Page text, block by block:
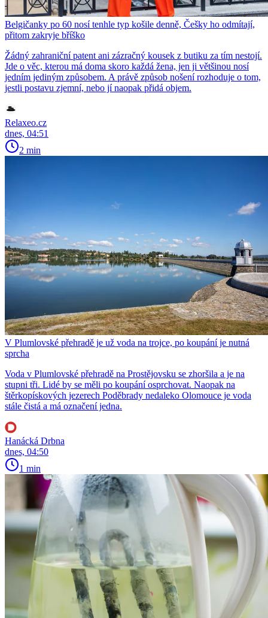
Belgičanky po 60 nosí tenhle typ košile denně, Češky ho odmítají,
přitom zakryje bříško
Žádný zahraniční patent ani zázračný kousek z butiku za tím nestojí.
Jde o věc, kterou má doma skoro každá žena, jen ji většinou nosí
jedním jediným způsobem. A právě způsob nošení rozhoduje o tom,
jestli postavu zjemní, nebo jí naopak přidá objem.
Relaxeo.cz
dnes, 04:51
2 min
V Plumlovské přehradě je už voda na trojce, po koupání je nutná
sprcha
Voda v Plumlovské přehradě na Prostějovsku se zhoršila a je na
stupni tři. Lidé by se měli po koupání osprchovat. Naopak na
štěrkopískových jezerech Poděbrady nedaleko Olomouce je voda
stále čistá a má označení jedna.
Hanácká Drbna
dnes, 04:50
1 min